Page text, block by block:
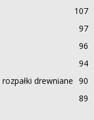
107
97
96
94
drewniane 90
89